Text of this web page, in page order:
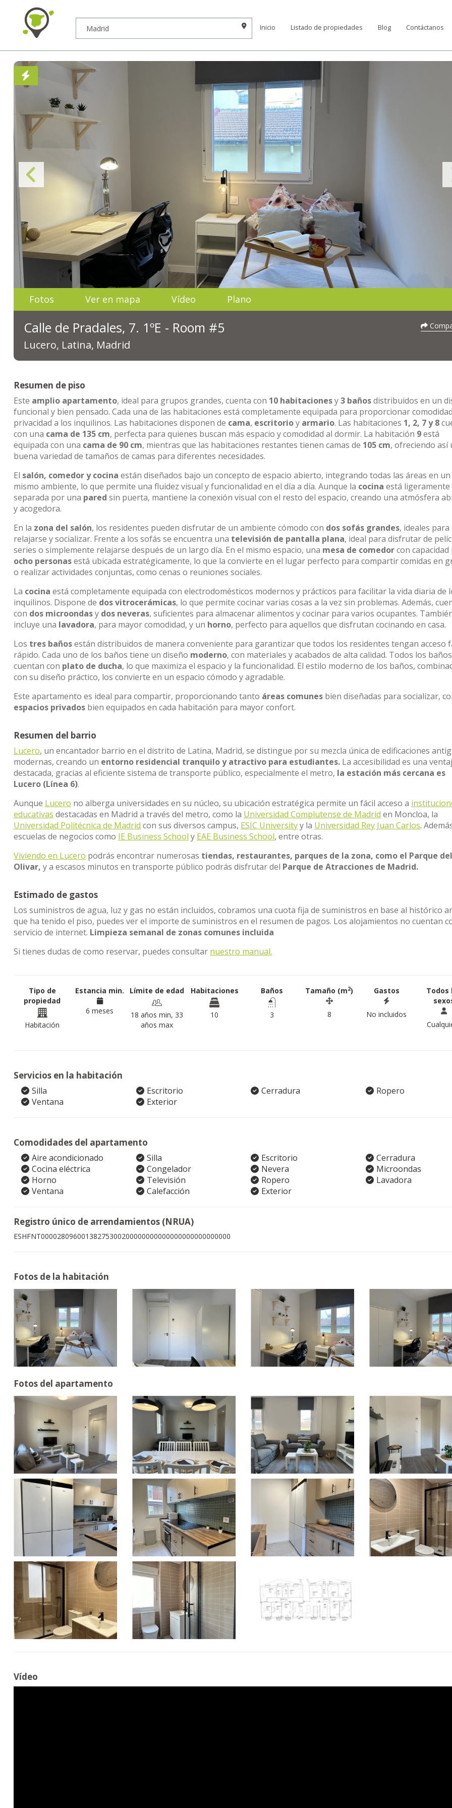
Inicio Listado de propiedades Blog Contáctanos
Fotos Ver en mapa Vídeo Plano
Calle de Pradales, 7. 1ºE - Room #5
Lucero, Latina, Madrid
Resumen de piso
Este amplio apartamento, ideal para grupos grandes, cuenta con 10 habitacionesy3 bañosdistribuidos en un
funcional y bien pensado. Cada una de las habitaciones está completamente equipada para proporcionar
privacidad a los inquilinos. Las habitaciones disponen de cama, escritorioy armario. Las habitaciones 1, 2, 7 y 8
con una cama de 135 cm, perfecta para quienes buscan más espacio y comodidad al dormir. La habitación 9está
equipada con una cama de 90 cm, mientras que las habitaciones restantes tienen camas de 105 cm, ofreciendo así
buena variedad de tamaños de camas para diferentes necesidades.
El salón, comedor y cocina están diseñados bajo un concepto de espacio abierto, integrando todas las áreas en un
mismo ambiente, lo que permite una fluidez visual y funcionalidad en el día a día. Aunque la cocina está ligeramente
separada por una pared sin puerta, mantiene la conexión visual con el resto del espacio, creando una atmósfera
y acogedora.
En la zona del salón, los residentes pueden disfrutar de un ambiente cómodo con dos sofás grandes, ideales para
relajarse y socializar. Frente a los sofás se encuentra una televisión de pantalla plana, ideal para disfrutar de
series o simplemente relajarse después de un largo día. En el mismo espacio, una mesa de comedorcon capacidad
ocho personasestá ubicada estratégicamente, lo que la convierte en el lugar perfecto para compartir comidas en
o realizar actividades conjuntas, como cenas o reuniones sociales.
La cocina está completamente equipada con electrodomésticos modernos y prácticos para facilitar la vida diaria de
inquilinos. Dispone de dos vitrocerámicas, lo que permite cocinar varias cosas a la vez sin problemas. Además,
con dos microondasy dos neveras, suficientes para almacenar alimentos y cocinar para varios ocupantes.
incluye una lavadora, para mayor comodidad, y un horno, perfecto para aquellos que disfrutan cocinando en casa.
Los tres bañosestán distribuidos de manera conveniente para garantizar que todos los residentes tengan acceso
rápido. Cada uno de los baños tiene un diseño moderno, con materiales y acabados de alta calidad. Todos los baños
cuentan con plato de ducha, lo que maximiza el espacio y la funcionalidad. El estilo moderno de los baños,
con su diseño práctico, los convierte en un espacio cómodo y agradable.
Este apartamento es ideal para compartir, proporcionando tanto áreas comunes bien diseñadas para socializar,
espacios privados bien equipados en cada habitación para mayor confort.
Resumen del barrio
Lucero, un encantador barrio en el distrito de Latina, Madrid, se distingue por su mezcla única de edificaciones
modernas, creando un entorno residencial tranquilo y atractivo para estudiantes. La accesibilidad es una
destacada, gracias al eficiente sistema de transporte público, especialmente el metro, la estación más cercana es
Lucero (Línea 6).
Aunque Lucero no alberga universidades en su núcleo, su ubicación estratégica permite un fácil acceso a
educativas destacadas en Madrid a través del metro, como la Universidad Complutense de Madrid en Moncloa, la
Universidad Politécnica de Madrid con sus diversos campus, ESIC Universityy la Universidad Rey Juan Carlos.
escuelas de negocios como IE Business School y EAE Business School, entre otras.
Viviendo en Lucero podrás encontrar numerosas tiendas, restaurantes, parques de la zona, como el Parque del
Olivar, y a escasos minutos en transporte público podrás disfrutar del Parque de Atracciones de Madrid.
Estimado de gastos
Los suministros de agua, luz y gas no están incluidos, cobramos una cuota fija de suministros en base al histórico
que ha tenido el piso, puedes ver el importe de suministros en el resumen de pagos. Los alojamientos no cuentan
servicio de internet. Limpieza semanal de zonas comunes incluida
Si tienes dudas de como reservar, puedes consultar nuestro manual.
Tipo de
propiedad
Habitación
Estancia min.
6 meses
Límite de edad
18 años min, 33
años max
Habitaciones
10
Baños
3
Tamaño (m2)
8
Gastos
No incluidos
Todos
Servicios en la habitación
Silla Escritorio Cerradura
Ropero
Ventana
Exterior
Comodidades del apartamento
Aire acondicionado Silla Escritorio
Cerradura
Cocina eléctrica
Congelador Nevera
Microondas
Horno
Televisión Ropero
Lavadora
Ventana
Calefacción Exterior
Registro único de arrendamientos (NRUA)
ESHFNT00002809600138275300200000000000000000000000000
Fotos de la habitación
Fotos del apartamento
Vídeo